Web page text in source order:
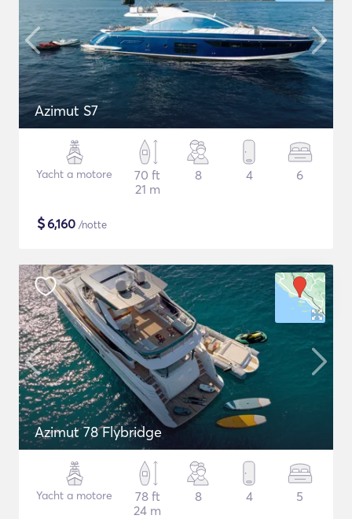
Azimut S7
Yacht a motore
70 ft
21 m
8 4 6
$6,160 /notte
Azimut 78 Flybridge
Yacht a motore
78 ft
24 m
8 4 5